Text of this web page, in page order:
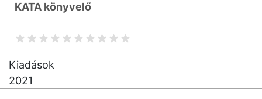
KATA könyvelő
Kiadások
2021